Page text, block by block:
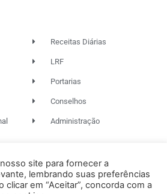
Receitas Diárias
LRF
Portarias
Conselhos
Administração
OS DIREITOS RESERVADOS.
site para fornecer a
lembrando suas preferências
clicar em “Aceitar”, concorda com a